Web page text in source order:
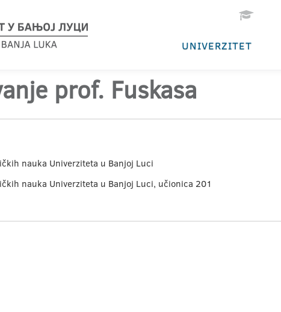
UNIVERZITET
prof. Fuskasa
nauka Univerziteta u Banjoj Luci
nauka Univerziteta u Banjoj Luci, učionica 201